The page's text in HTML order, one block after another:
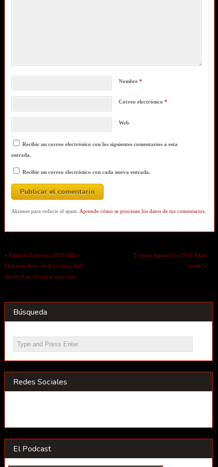
Nombre *
Correo electrónico *
Web
Recibir un correo electrónico con los siguientes comentarios a esta
entrada.
Recibir un correo electrónico con cada nueva entrada.
Akismet para reducir el spam. Aprende cómo se procesan los datos de tus comentarios.
« Fiesta de Empresa (2016 Office
Christmas Party. Josh Gordon, Will
Speck) Esta oficina es una ruina
Trespass Against Us (2016 Adam
Smith) »
Búsqueda
Redes Sociales
El Podcast